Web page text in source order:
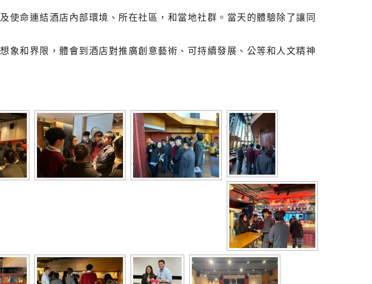
及使命連結酒店內部環境、所在社區，和當地社群。 當天的體驗除了讓同
象和界限，體會到酒店對推廣創意藝術、可持續發展、 公等和人文精神